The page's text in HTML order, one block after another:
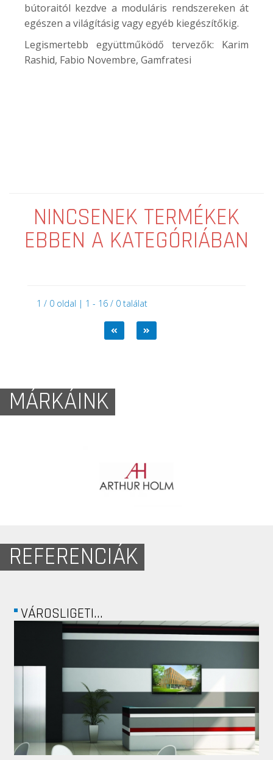
bútoraitól kezdve a moduláris rendszereken át
egészen a világításig vagy egyéb kiegészítőkig.
Legismertebb együttműködő tervezők: Karim
Rashid, Fabio Novembre, Gamfratesi
NINCSENEK TERMÉKEK
EBBEN A KATEGÓRIÁBAN
1 / 0 oldal | 1 - 16 / 0 találat
MÁRKÁINK
REFERENCIÁK
FREEDOM PALACE